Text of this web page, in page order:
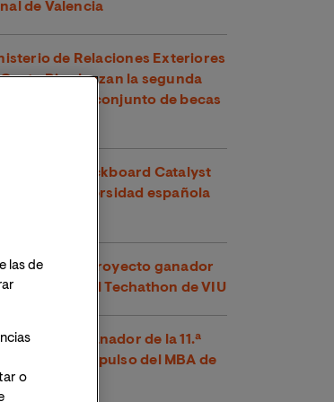
de Valencia
de Relaciones Exteriores
Rica lanzan la segunda
su programa conjunto de becas
su quinto Blackboard Catalyst
la única universidad española
alza como proyecto ganador
edición del Techathon de VIU
proyecto ganador de la 11.ª
Bootcamp Impulso del MBA de
las de
o